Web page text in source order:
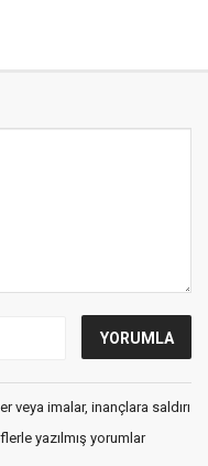
veya imalar, inançlara saldırı
yazılmış yorumlar